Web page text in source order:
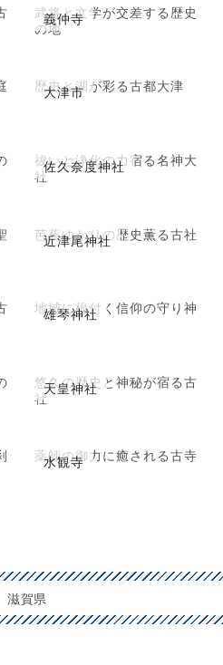
義仲寺
武将と文学が交差する歴史
の地
大津市
歴史と湖が彩る古都大津
佐久奈度神社
祓いと浄化の力宿る名神大
社
近津尾神社
芭蕉ゆかりの歴史薫る古社
雄琴神社
地域に根付く信仰の守り神
天皇神社
悠久の歴史と神秘が宿る古
社
水観寺
薬師の御力に癒される古寺
滋賀県